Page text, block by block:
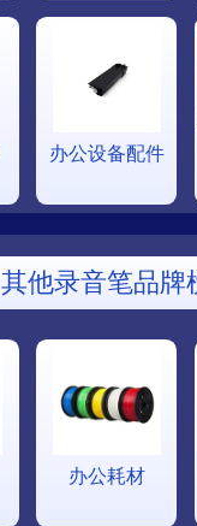
办公设备配件
其他录音笔品牌
办公耗材